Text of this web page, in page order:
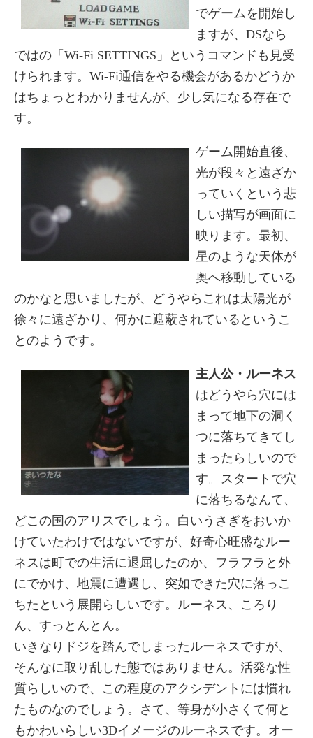
でゲームを開始し
ますが、DSなら
ではの「Wi-Fi SETTINGS」というコマンドも見受
けられます。Wi-Fi通信をやる機会があるかどうか
はちょっとわかりませんが、少し気になる存在で
す。
ゲーム開始直後、
光が段々と遠ざか
っていくという悲
しい描写が画面に
映ります。最初、
星のような天体が
奥へ移動している
のかなと思いましたが、どうやらこれは太陽光が
徐々に遠ざかり、何かに遮蔽されているというこ
とのようです。
主人公・ルーネス
はどうやら穴には
まって地下の洞く
つに落ちてきてし
まったらしいので
す。スタートで穴
に落ちるなんて、
どこの国のアリスでしょう。白いうさぎをおいか
けていたわけではないですが、好奇心旺盛なルー
ネスは町での生活に退屈したのか、フラフラと外
にでかけ、地震に遭遇し、突如できた穴に落っこ
ちたという展開らしいです。ルーネス、ころり
ん、すっとんとん。
いきなりドジを踏んでしまったルーネスですが、
そんなに取り乱した態ではありません。活発な性
質らしいので、この程度のアクシデントには慣れ
たものなのでしょう。さて、等身が小さくて何と
もかわいらしい3Dイメージのルーネスです。オー